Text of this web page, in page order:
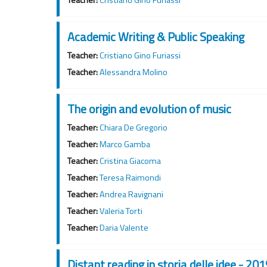
Academic Writing & Public Speaking
Teacher:Cristiano Gino Furiassi
Teacher:Alessandra Molino
The origin and evolution of music
Teacher:Chiara De Gregorio
Teacher:Marco Gamba
Teacher:Cristina Giacoma
Teacher:Teresa Raimondi
Teacher:Andrea Ravignani
Teacher:Valeria Torti
Teacher:Daria Valente